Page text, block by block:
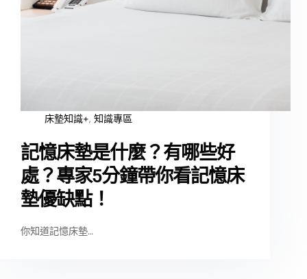
床墊知識+,知識專區
記憶床墊是什麼？有哪些好
處？專家5分鐘帶你看記憶床
墊優缺點！
你知道記憶床墊…